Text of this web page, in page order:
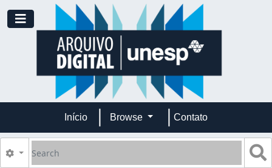
Skip to main content
Toggle navigation
Início Browse Contato
Search
Search options